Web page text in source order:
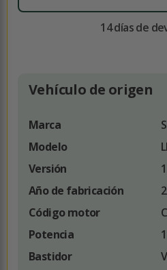
14 días de
Vehículo de origen
Marca
Modelo
Versión
Año de fabricación
Código motor
Potencia
Bastidor